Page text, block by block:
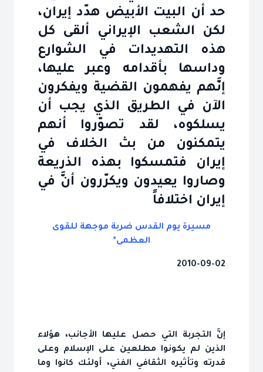
حد أن البيت الأبيض هدّد إيران،
لكن الشعب الإيراني ألقى كل‏
هذه التهديدات في الشوارع
وداسها بأقدامه وعبر عليها،
إنَّهم يفهمون القضية ويفكرون
الآن في الطريق الذي يجب أن
يسلكوه، لقد تصوّروا أنهم
يتمكنون من بث الخلاف في
إيران فتمسكوا بهذه الذريعة
وصاروا يعيدون ويكرّرون أنَّ في
إيران اختلافاً
مسيرة يوم القدس ضربة موجهة للقوى
العظمى*
2010-09-02
إنَّ التجربة التي حصل عليها الأجانب، هؤلاء
الذين لم يكونوا مطلعين على الإسلام وعلى
قدرته وتأثيره الثقافي الفني، أولئك كانوا وما